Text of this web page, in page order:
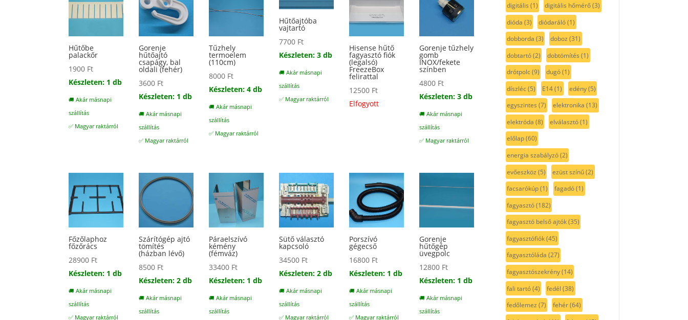
Hűtőbe
palackőr
1900 Ft
Készleten: 1 db
🚚 Akár másnapi
szállítás
✅ Magyar raktárról
Gorenje
hűtőajtó
csapágy, bal
oldali (fehér)
3600 Ft
Készleten: 1 db
🚚 Akár másnapi
szállítás
✅ Magyar raktárról
Tűzhely
termoelem
(110cm)
8000 Ft
Készleten: 4 db
🚚 Akár másnapi
szállítás
✅ Magyar raktárról
Hűtőajtóba
vajtartó
7700 Ft
Készleten: 3 db
🚚 Akár másnapi
szállítás
✅ Magyar raktárról
Hisense hűtő
fagyasztó fiók
(legalsó)
FreezeBox
felirattal
12500 Ft
Elfogyott
Gorenje tűzhely
gomb
INOX/fekete
színben
4800 Ft
Készleten: 3 db
🚚 Akár másnapi
szállítás
✅ Magyar raktárról
Főzőlaphoz
főzőrács
28900 Ft
Készleten: 1 db
🚚 Akár másnapi
szállítás
✅ Magyar raktárról
Szárítógép ajtó
tömítés
(házban lévő)
8500 Ft
Készleten: 2 db
🚚 Akár másnapi
szállítás
Páraelszívó
kémény
(fémváz)
33400 Ft
Készleten: 1 db
🚚 Akár másnapi
szállítás
Sütő választó
kapcsoló
34500 Ft
Készleten: 2 db
🚚 Akár másnapi
szállítás
✅ Magyar raktárról
Porszívó
gégecső
16800 Ft
Készleten: 1 db
🚚 Akár másnapi
szállítás
✅ Magyar raktárról
Gorenje
hűtőgép
üvegpolc
12800 Ft
Készleten: 1 db
🚚 Akár másnapi
szállítás
digitális (1) digitális hőmérő(3)
dióda (3) diódaráló(1)
dobborda (3) doboz (31)
dobtartó(2) dobtömítés (1)
drótpolc(9) dugó(1)
díszléc(5) E14(1) edény(5)
egyszintes (7) elektronika (13)
elektróda (8) elválasztó(1)
előlap(60)
energia szabályzó(2)
evőeszköz (5) ezüst színű(2)
facsarókúp(1) fagadó(1)
fagyasztó(182)
fagyasztó belső ajtók(35)
fagyasztófiók(45)
fagyasztóláda (27)
fagyasztószekrény(14)
fali tartó(4) fedél (38)
fedőlemez (7) fehér(64)